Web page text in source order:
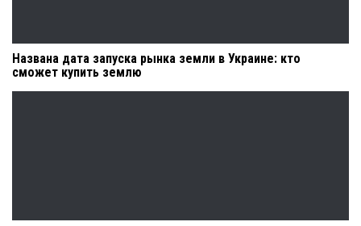
Названа дата запуска рынка земли в Украине: кто
сможет купить землю